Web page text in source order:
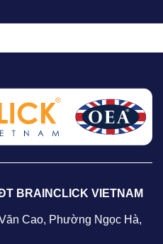
BRAINCLICK VIETNAM
Cao, Phường Ngọc Hà,